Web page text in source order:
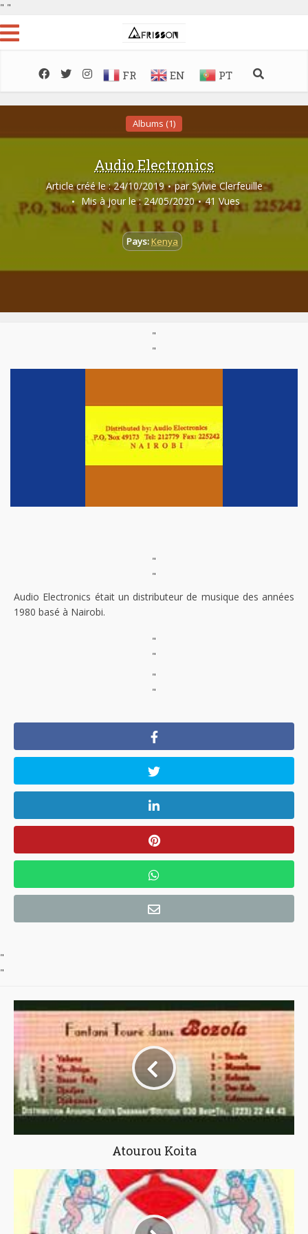
" "
FR EN PT
Albums (1)
Audio Electronics
Article créé le : 24/10/2019 par Sylvie Clerfeuille
Mis à jour le : 24/05/2020
41 Vues
Pays: Kenya
"
"
"
"
Audio Electronics était un distributeur de musique des années
1980 basé à Nairobi.
"
"
"
"
"
"
Atourou Koita